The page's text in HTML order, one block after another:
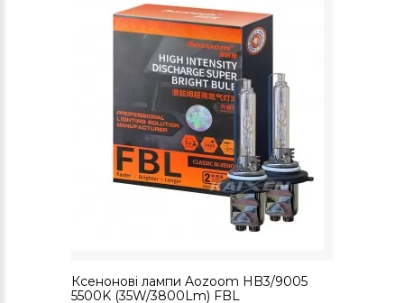
Ксенонові лампи Aozoom HB3/9005
5500K (35W/3800Lm) FBL